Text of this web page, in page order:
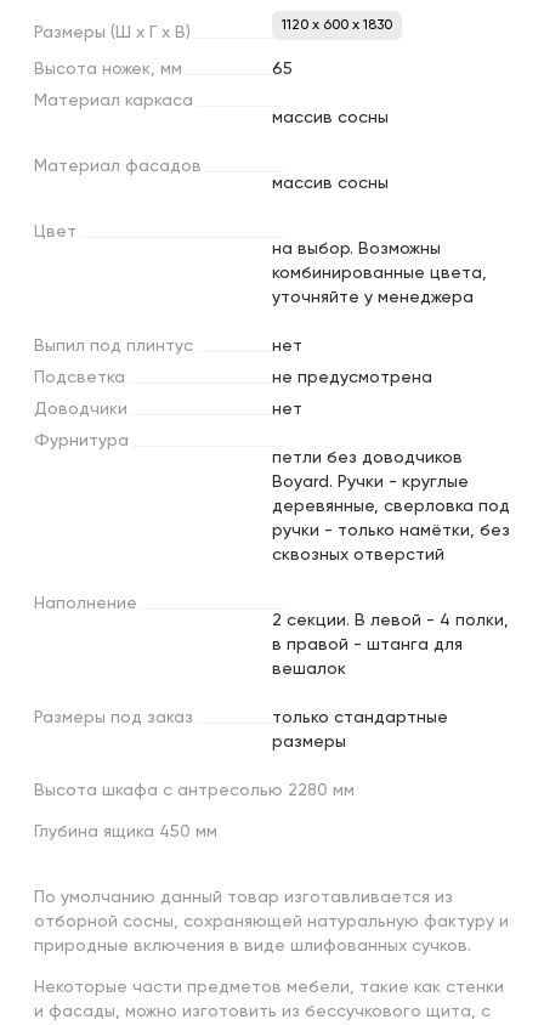
Размеры (Ш х х В) 1120 x 600 x 1830
Высота ножек, мм
65
Материал каркаса
массив сосны
Материал фасадов
массив сосны
Цвет
на выбор. Возможны
комбинированные цвета,
уточняйте у менеджера
Выпил под плинтус
нет
Подсветка
не предусмотрена
Доводчики
нет
Фурнитура
петли без доводчиков
Boyard. Ручки - круглые
деревянные, сверловка под
ручки - только намётки, без
сквозных отверстий
Наполнение
2 секции. В левой - 4 полки,
в правой - штанга для
вешалок
Размеры под заказ
только стандартные
размеры
Высота шкафа с антресолью 2280 мм
Глубина ящика 450 мм
По умолчанию данный товар изготавливается из
отборной сосны, сохраняющей натуральную фактуру и
природные включения в виде шлифованных сучков.
Некоторые части предметов мебели, такие как стенки
и фасады, можно изготовить из бессучкового щита, с